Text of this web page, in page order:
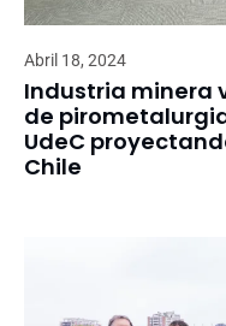
Abril 18, 2024
Industria minera
de
UdeC
Chile